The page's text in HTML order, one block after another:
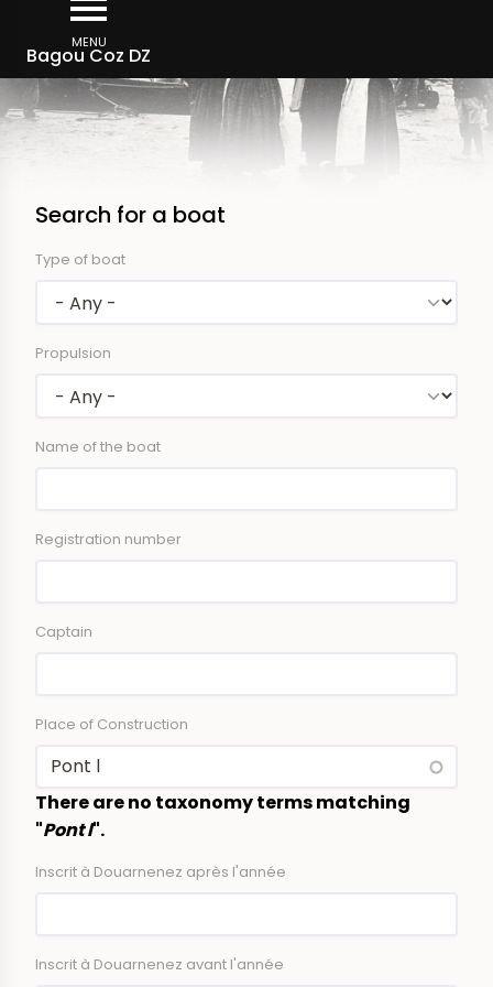
main
content
MENU
Bagou Coz DZ
Search for a boat
Type of boat
Propulsion
Name of the boat
Registration number
Captain
Place of Construction
There are no taxonomy terms matching
"Pont l".
Inscrit à Douarnenez après l'année
Inscrit à Douarnenez avant l'année